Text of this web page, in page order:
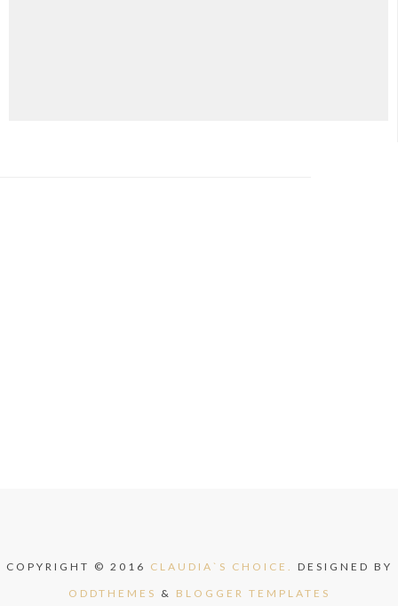
COPYRIGHT © 2016 CLAUDIA`S CHOICE. DESIGNED BY
ODDTHEMES & BLOGGER TEMPLATES